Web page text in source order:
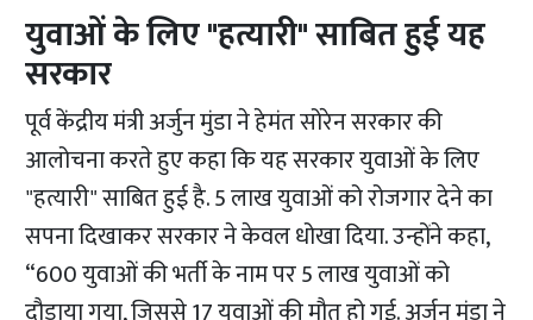
युवाओं के लिए "हत्यारी" साबित हुई यह
सरकार
पूर्व केंद्रीय मंत्री अर्जुन मुंडा ने हेमंत सोरेन सरकार की
आलोचना करते हुए कहा कि यह सरकार युवाओं के लिए
"हत्यारी" साबित हुई है. 5 लाख युवाओं को रोजगार देने का
सपना दिखाकर सरकार ने केवल धोखा दिया. उन्होंने कहा,
“600 युवाओं की भर्ती के नाम पर 5 लाख युवाओं को